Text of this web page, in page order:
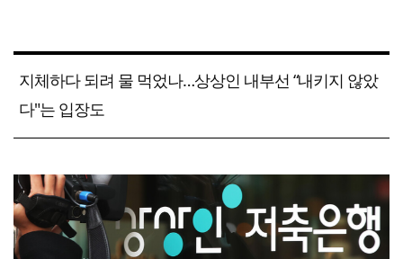
지체하다 되려 물 먹었나…상상인 내부선 “내키지 않았
다"는 입장도